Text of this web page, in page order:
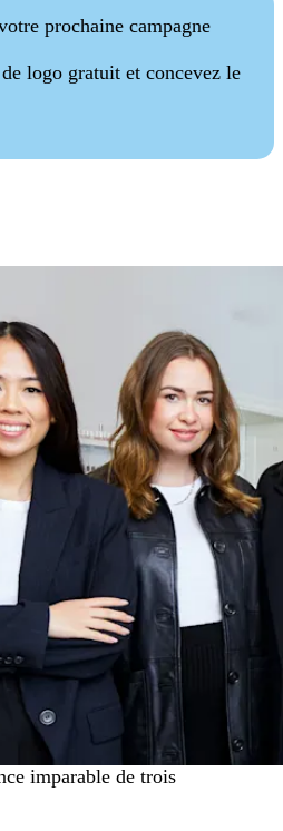
prochaine campagne
logo gratuit et concevez le
imparable de trois